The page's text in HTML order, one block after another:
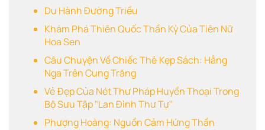
Du Hành Đường Triều
Khám Phá Thiên Quốc Thần Kỳ Của Tiên Nữ
Hoa Sen
Câu Chuyện Về Chiếc Thẻ Kẹp Sách: Hằng
Nga Trên Cung Trăng
Vẻ Đẹp Của Nét Thư Pháp Huyền Thoại Trong
Bộ Sưu Tập "Lan Đình Thư Tự"
Phượng Hoàng: Nguồn Cảm Hứng Thần